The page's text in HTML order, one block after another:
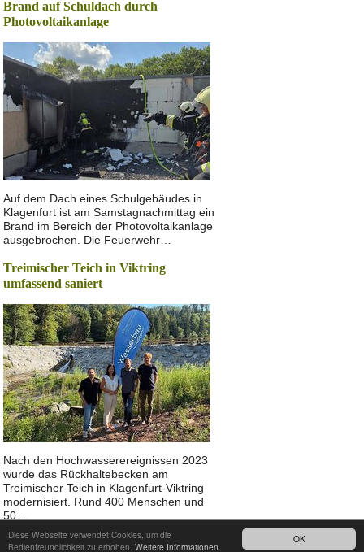
OK
Diese Webseite verwendet Cookies, um die
Bedienfreundlichkeit zu erhöhen. Weitere Informationen.
Brand auf Schuldach durch
Photovoltaikanlage
Auf dem Dach eines Schulgebäudes in
Klagenfurt ist am Samstagnachmittag ein
Brand im Bereich der Photovoltaikanlage
ausgebrochen. Die Feuerwehr…
Treimischer Teich in Viktring
umfassend saniert
Nach den Hochwasserereignissen 2023
wurde das Rückhaltebecken am
Treimischer Teich in Klagenfurt-Viktring
modernisiert. Rund 400 Menschen und
50…
Nach oben